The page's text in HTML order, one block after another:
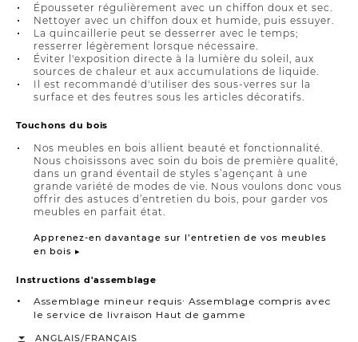
Épousseter régulièrement avec un chiffon doux et sec.
Nettoyer avec un chiffon doux et humide, puis essuyer.
La quincaillerie peut se desserrer avec le temps;
resserrer légèrement lorsque nécessaire.
Éviter l'exposition directe à la lumière du soleil, aux
sources de chaleur et aux accumulations de liquide.
Il est recommandé d'utiliser des sous-verres sur la
surface et des feutres sous les articles décoratifs.
Touchons du bois
Nos meubles en bois allient beauté et fonctionnalité.
Nous choisissons avec soin du bois de première qualité,
dans un grand éventail de styles s’agençant à une
grande variété de modes de vie. Nous voulons donc vous
offrir des astuces d’entretien du bois, pour garder vos
meubles en parfait état.
Apprenez-en davantage sur l’entretien de vos meubles
en bois ▸
Instructions d'assemblage
Assemblage mineur requis∙ Assemblage compris avec
le service de livraison Haut de gamme
ANGLAIS/FRANÇAIS